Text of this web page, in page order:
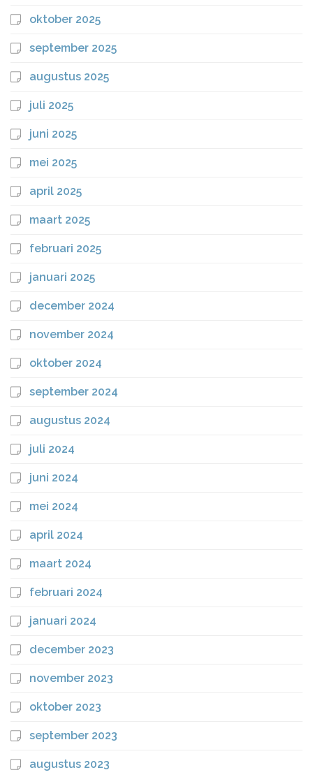
oktober 2025
september 2025
augustus 2025
juli 2025
juni 2025
mei 2025
april 2025
maart 2025
februari 2025
januari 2025
december 2024
november 2024
oktober 2024
september 2024
augustus 2024
juli 2024
juni 2024
mei 2024
april 2024
maart 2024
februari 2024
januari 2024
december 2023
november 2023
oktober 2023
september 2023
augustus 2023